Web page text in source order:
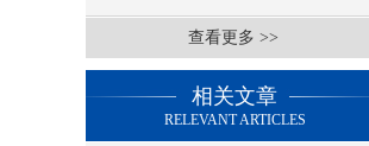
查看更多 >>
相关文章
RELEVANT ARTICLES